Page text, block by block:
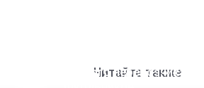
Читайте также
единого перевозчика для